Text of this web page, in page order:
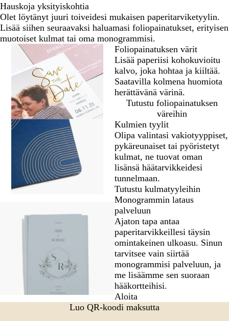
Hauskoja yksityiskohtia
Olet löytänyt juuri toiveidesi mukaisen paperitarviketyylin.
Lisää siihen seuraavaksi haluamasi foliopainatukset, erityisen
muotoiset kulmat tai oma monogrammisi.
Foliopainatuksen värit
Lisää paperiisi kohokuvioitu
kalvo, joka hohtaa ja kiiltää.
Saatavilla kolmena huomiota
herättävänä värinä.
Tutustu foliopainatuksen
väreihin
Kulmien tyylit
Olipa valintasi vakiotyyppiset,
pykäreunaiset tai pyöristetyt
kulmat, ne tuovat oman
lisänsä häätarvikkeidesi
tunnelmaan.
Tutustu kulmatyyleihin
Monogrammin lataus
palveluun
Ajaton tapa antaa
paperitarvikkeillesi täysin
omintakeinen ulkoasu. Sinun
tarvitsee vain siirtää
monogrammisi palveluun, ja
me lisäämme sen suoraan
hääkortteihisi.
Aloita
Luo QR-koodi maksutta